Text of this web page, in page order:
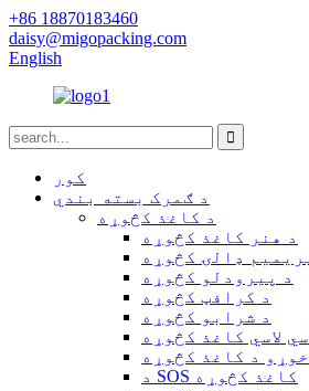
+86 18870183460
daisy@migopacking.com
English
کور
د ګمرک بسته بندي
د کاغذ کڅوړه
د هنر کاغذ کڅوړه
ډالۍ کڅوړه
د پیرودلو کڅوړه
د کرافټ کڅوړه
د شرابو کڅوړه
لاسي کاغذ کڅوړه
خوړو د کاغذ کڅوړه
د SOS کاغذ کڅوړه